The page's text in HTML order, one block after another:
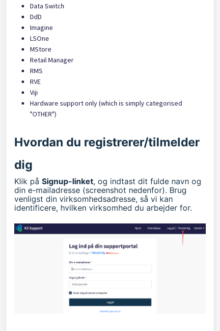
Data Switch
DdD
Imagine
LSOne
MStore
Retail Manager
RMS
RVE
Viji
Hardware support only (which is simply categorised
"OTHER")
Hvordan du registrerer/tilmelder
dig
Klik på Signup-linket, og indtast dit fulde navn og
din e-mailadresse (screenshot nedenfor). Brug
venligst din virksomhedsadresse, så vi kan
identificere, hvilken virksomhed du arbejder for.